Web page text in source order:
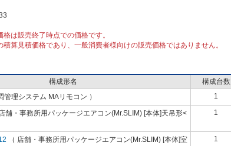
は販売終了時点での価格です。
算見積価格であり、一般消費者様向けの販売価格ではありません。
構成形名
構成台数
管理システム MAリモコン ） 1
舗・事務所用パッケージエアコン(Mr.SLIM) [本体]天吊形<
1
（ 店舗・事務所用パッケージエアコン(Mr.SLIM) [本体]室
1